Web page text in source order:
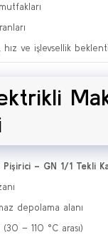
ve işlevsellik
– GN 1/1 Tekli
depolama alanı
– 110 °C arası)